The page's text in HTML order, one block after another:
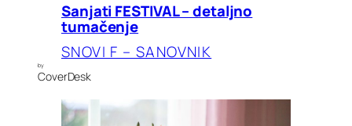
Sanjati FESTIVAL – detaljno
tumačenje
SNOVI F – SANOVNIK
by
CoverDesk